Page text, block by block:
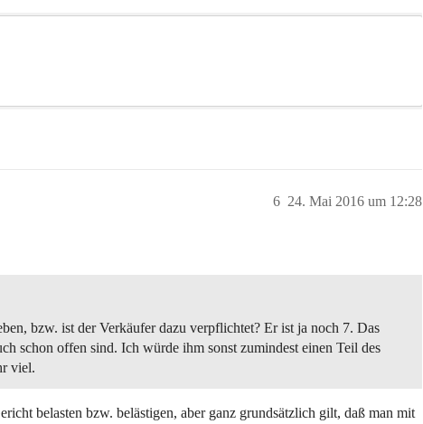
24. Mai 2016 um 12:28
6
bzw. ist der Verkäufer dazu verpflichtet? Er ist ja noch 7. Das
schon offen sind. Ich würde ihm sonst zumindest einen Teil des
viel.
belasten bzw. belästigen, aber ganz grundsätzlich gilt, daß man mit